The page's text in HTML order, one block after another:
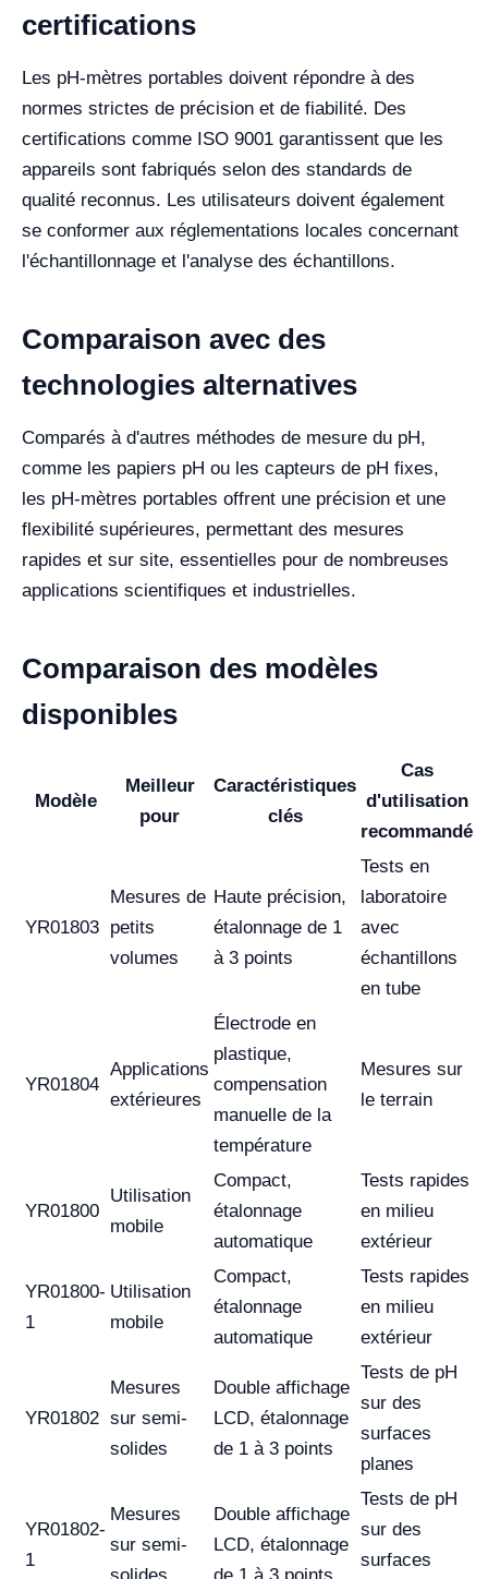
certifications
Les pH-mètres portables doivent répondre à des
normes strictes de précision et de fiabilité. Des
certifications comme ISO 9001 garantissent que les
appareils sont fabriqués selon des standards de
qualité reconnus. Les utilisateurs doivent également
se conformer aux réglementations locales concernant
l'échantillonnage et l'analyse des échantillons.
Comparaison avec des
technologies alternatives
Comparés à d'autres méthodes de mesure du pH,
comme les papiers pH ou les capteurs de pH fixes,
les pH-mètres portables offrent une précision et une
flexibilité supérieures, permettant des mesures
rapides et sur site, essentielles pour de nombreuses
applications scientifiques et industrielles.
Comparaison des modèles
disponibles
Modèle
Meilleur
pour
Caractéristiques
clés
Cas
d'utilisation
recommandé
YR01803
Mesures de
petits
volumes
Haute précision,
étalonnage de 1
à 3 points
Tests en
laboratoire
avec
échantillons
en tube
YR01804
Applications
extérieures
Électrode en
plastique,
compensation
manuelle de la
température
Mesures sur
le terrain
YR01800
Utilisation
mobile
Compact,
étalonnage
automatique
Tests rapides
en milieu
extérieur
YR01800-
1
Utilisation
mobile
Compact,
étalonnage
automatique
Tests rapides
en milieu
extérieur
YR01802
Mesures
sur semi-
solides
Double affichage
LCD, étalonnage
de 1 à 3 points
Tests de pH
sur des
surfaces
planes
YR01802-
1
Mesures
sur semi-
Double affichage
LCD, étalonnage
Tests de pH
sur des
surfaces